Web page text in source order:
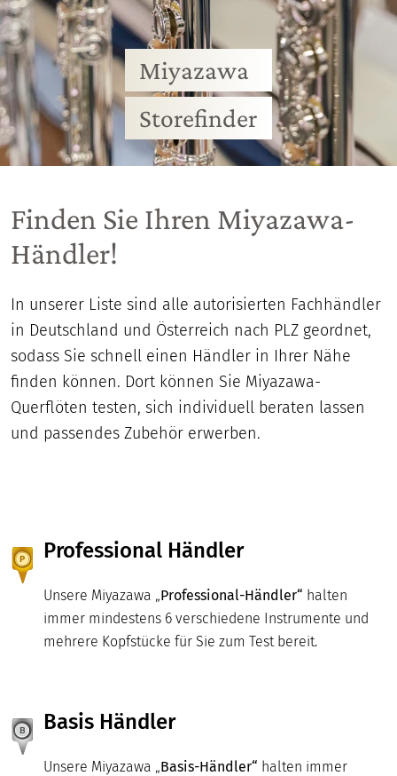
Miyazawa
Storefinder
Finden Sie Ihren Miyazawa-
Händler!
In unserer Liste sind alle autorisierten Fachhändler
in Deutschland und Österreich nach PLZ geordnet,
sodass Sie schnell einen Händler in Ihrer Nähe
finden können. Dort können Sie Miyazawa-
Querflöten testen, sich individuell beraten lassen
und passendes Zubehör erwerben.
Professional Händler
Unsere Miyazawa „Professional-Händler“ halten
immer mindestens 6 verschiedene Instrumente und
mehrere Kopfstücke für Sie zum Test bereit.
Basis Händler
Unsere Miyazawa „Basis-Händler“ halten immer